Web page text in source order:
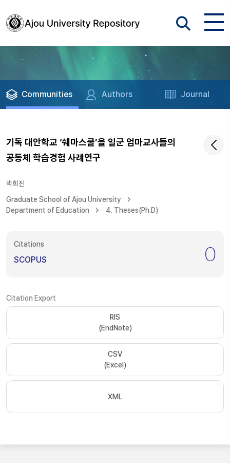
Communities Authors Journal
기독 대안학교 ‘쉐마스쿨’을 일군 엄마교사들의
공동체 학습경험 사례연구
박희진
Graduate School of Ajou University
Department of Education
4. Theses(Ph.D)
Citations
SCOPUS 0
Citation Export
RIS
(EndNote)
CSV
(Excel)
XML